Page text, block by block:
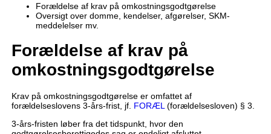
Forældelse af krav på omkostningsgodtgørelse
Oversigt over domme, kendelser, afgørelser, SKM-
meddelelser mv.
Forældelse af krav på
omkostningsgodtgørelse
Krav på omkostningsgodtgørelse er omfattet af
forældelseslovens 3-års-frist, jf. FORÆL (forældelsesloven) § 3.
3-års-fristen løber fra det tidspunkt, hvor den